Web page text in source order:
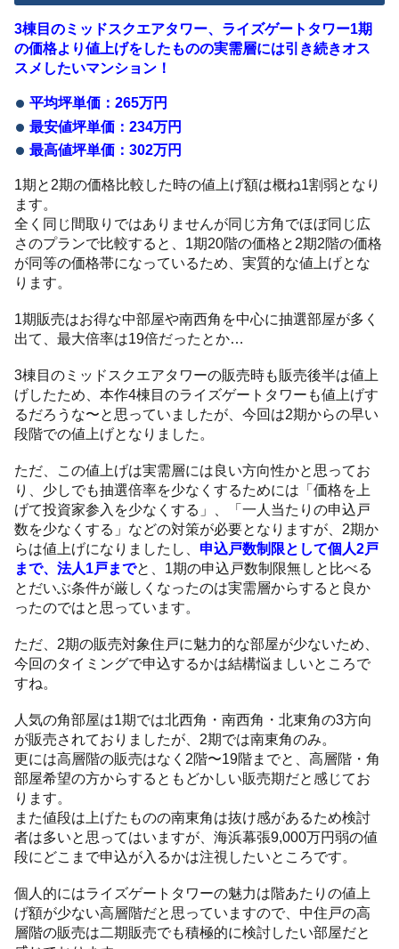
3棟目のミッドスクエアタワー、ライズゲートタワー1期
の価格より値上げをしたものの実需層には引き続きオス
スメしたいマンション！
平均坪単価：265万円
最安値坪単価：234万円
最高値坪単価：302万円
1期と2期の価格比較した時の値上げ額は概ね1割弱となり
ます。
全く同じ間取りではありませんが同じ方角でほぼ同じ広
さのプランで比較すると、1期20階の価格と2期2階の価格
が同等の価格帯になっているため、実質的な値上げとな
ります。
1期販売はお得な中部屋や南西角を中心に抽選部屋が多く
出て、最大倍率は19倍だったとか…
3棟目のミッドスクエアタワーの販売時も販売後半は値上
げしたため、本作4棟目のライズゲートタワーも値上げす
るだろうな〜と思っていましたが、今回は2期からの早い
段階での値上げとなりました。
ただ、この値上げは実需層には良い方向性かと思ってお
り、少しでも抽選倍率を少なくするためには「価格を上
げて投資家参入を少なくする」、「一人当たりの申込戸
数を少なくする」などの対策が必要となりますが、2期か
らは値上げになりましたし、 申込戸数制限として個人2戸
まで、法人1戸までと、1期の申込戸数制限無しと比べる
とだいぶ条件が厳しくなったのは実需層からすると良か
ったのではと思っています。
ただ、2期の販売対象住戸に魅力的な部屋が少ないため、
今回のタイミングで申込するかは結構悩ましいところで
すね。
人気の角部屋は1期では北西角・南西角・北東角の3方向
が販売されておりましたが、2期では南東角のみ。
更には高層階の販売はなく2階〜19階までと、高層階・角
部屋希望の方からするともどかしい販売期だと感じてお
ります。
また値段は上げたものの南東角は抜け感があるため検討
者は多いと思ってはいますが、海浜幕張9,000万円弱の値
段にどこまで申込が入るかは注視したいところです。
個人的にはライズゲートタワーの魅力は階あたりの値上
げ額が少ない高層階だと思っていますので、中住戸の高
層階の販売は二期販売でも積極的に検討したい部屋だと